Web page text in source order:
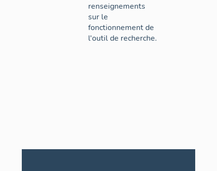
renseignements
sur le
fonctionnement de
l'outil de recherche.